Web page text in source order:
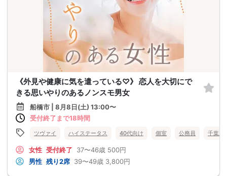
《外見や健康に気を遣っている♡》 恋人を大切にで
きる思いやりのあるノンスモ男女
船橋市 | 8月8日(土) 13:00〜
受付終了まで18時間
ツヴァイ ハイステータス 40代向け 個室 公務員 千葉県
女性 受付終了 37〜46歳 500円
男性 残り2席 39〜49歳 3,800円